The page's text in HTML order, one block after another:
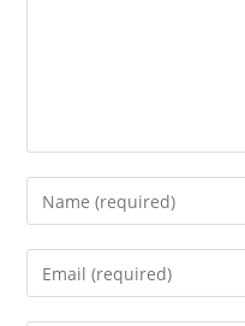
Enter
your
name
Enter
your